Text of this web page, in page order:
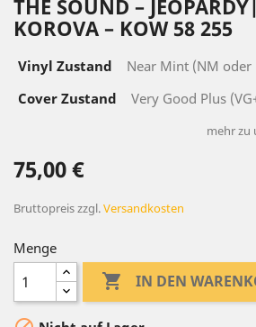
THE SOUND –
KOROVA – KOW 58 255
Vinyl Zustand
Near Mint (NM oder
Cover Zustand
Very Good Plus
mehr zu
75,00 €
Bruttopreiszzgl.Versandkosten
Menge
 IN DEN